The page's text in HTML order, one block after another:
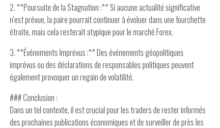
2. **Poursuite de la Stagnation :** Si aucune actualité significative
n'est prévue, la paire pourrait continuer à évoluer dans une fourchette
étroite, mais cela resterait atypique pour le marché Forex.
3. **Événements Imprévus :** Des événements géopolitiques
imprévus ou des déclarations de responsables politiques peuvent
également provoquer un regain de volatilité.
### Conclusion :
Dans un tel contexte, il est crucial pour les traders de rester informés
des prochaines publications économiques et de surveiller de près les